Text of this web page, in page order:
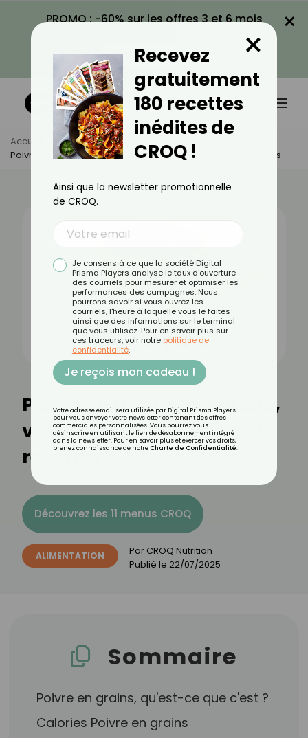
PROMO : -60% sur les offres 3 et 6 mois
VOIR LA PROMO
×
Accueil Actus
Alimentation
Poivre En Grains : Bienfaits, Valeurs Nutritionnelles Et Recettes
Poivre en grains : bienfaits,
valeurs nutritionnelles et
recettes
Découvrez les 11 menus CROQ
ALIMENTATION Par CROQ Nutrition
Publié le 22/07/2025
Sommaire
Poivre en grains, qu'est-ce que c'est ?
Calories Poivre en grains
Recevez
gratuitement
180 recettes
inédites de
CROQ !
×
Ainsi que la newsletter promotionnelle
de CROQ.
Je consens à ce que la société Digital
Prisma Players analyse le taux d'ouverture
des courriels pour mesurer et optimiser les
performances des campagnes. Nous
pourrons savoir si vous ouvrez les
courriels, l'heure à laquelle vous le faites
ainsi que des informations sur le terminal
que vous utilisez. Pour en savoir plus sur
ces traceurs, voir notre politique de
confidentialité.
Je reçois mon cadeau !
Votre adresse email sera utilisée par Digital Prisma Players
pour vous envoyer votre newsletter contenant des offres
commerciales personnalisées. Vous pourrez vous
désinscrire en utilisant le lien de désabonnement intégré
dans la newsletter. Pour en savoir plus et exercer vos droits,
prenez connaissance de notre Charte de Confidentialité.